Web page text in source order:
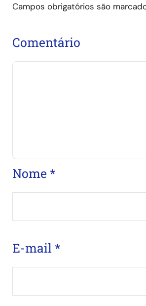
Campos obrigatórios são
Comentário
Nome *
E-mail *